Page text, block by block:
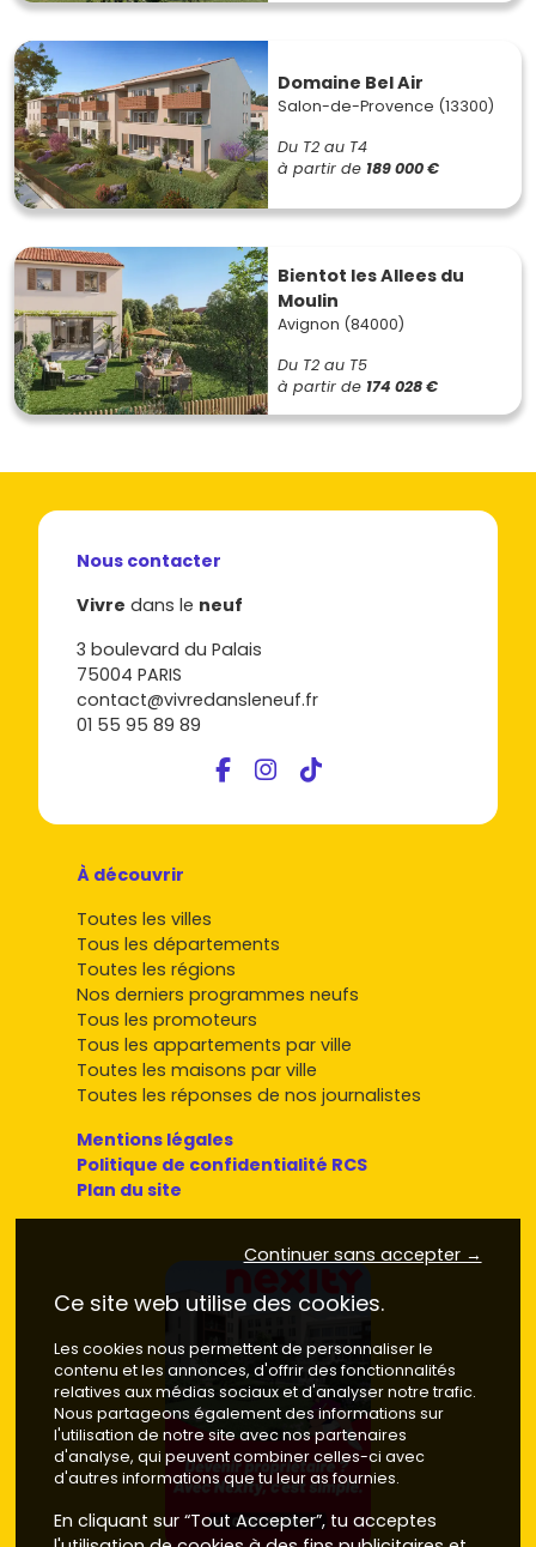
Domaine Bel Air
Salon-de-Provence (13300)
Du T2 au T4
à partir de 189 000 €
Bientot les Allees du
Moulin
Avignon (84000)
Du T2 au T5
à partir de 174 028 €
Nous contacter
Vivre dans le neuf
3 boulevard du Palais
75004 PARIS
contact@vivredansleneuf.fr
01 55 95 89 89
À découvrir
Toutes les villes
Tous les départements
Toutes les régions
Nos derniers programmes neufs
Tous les promoteurs
Tous les appartements par ville
Toutes les maisons par ville
Toutes les réponses de nos journalistes
Mentions légales
Politique de confidentialité RCS
Plan du site
Continuer sans accepter →
Ce site web utilise des cookies.
Les cookies nous permettent de personnaliser le
contenu et les annonces, d'offrir des fonctionnalités
relatives aux médias sociaux et d'analyser notre trafic.
Nous partageons également des informations sur
l'utilisation de notre site avec nos partenaires
d'analyse, qui peuvent combiner celles-ci avec
d'autres informations que tu leur as fournies.
En cliquant sur “Tout Accepter”, tu acceptes